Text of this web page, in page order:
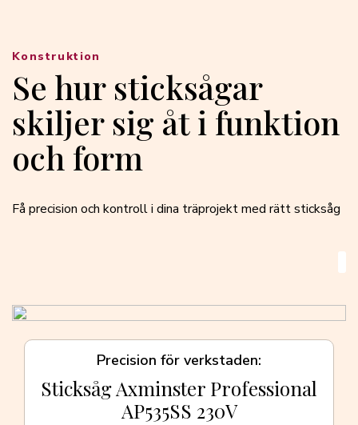
Se hur sticksågar
skiljer sig åt i funktion
och form
Få precision och kontroll i dina träprojekt med rätt sticksåg
Konstruktion
Precision för verkstaden
Sticksåg Axminster Professional
AP535SS 230V